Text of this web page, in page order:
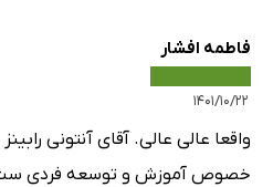
فاطمه افشار
۱۴۰۱/۱۰/۲۲
واقعا عالی عالی. آقای آنتونی رابینز
خصوص آموزش و توسعه فردی ست